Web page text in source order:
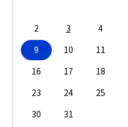
2
3 4
9
10 11
16
17 18
23
24 25
30
31